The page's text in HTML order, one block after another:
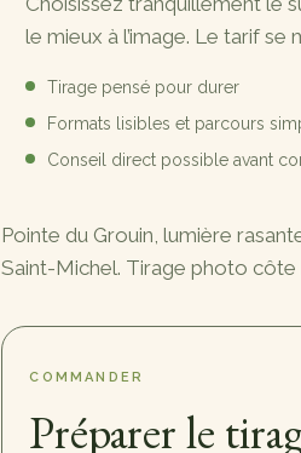
89,00 €
720,00 €
le mieux à l’image. Le tarif
Tirage pensé pour durer
Formats lisibles et parcours
Conseil direct possible avant
Pointe du Grouin, lumière
Saint-Michel. Tirage photo côte
COMMANDER
Préparer le